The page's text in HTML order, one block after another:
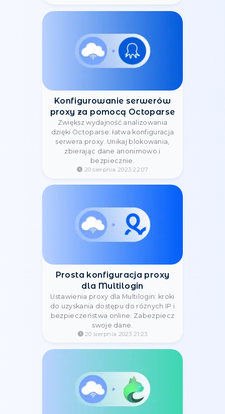
informacji. Upraszcza pobieranie
21 sierpnia 2023 12:01
Integracja proxy z
Łącz serwery proxy z SwitchyOmega
dla prostego zarządzania siecią.
Ułatwia przełączanie się między
proxy dzięki łatwej integracji.
21 sierpnia 2023 11:02
Uwolnij pełny potencjał
swojego iPhone'a dzięki
ustawieniom proxy